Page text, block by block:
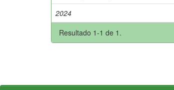
2024
Resultado 1-1 de 1.